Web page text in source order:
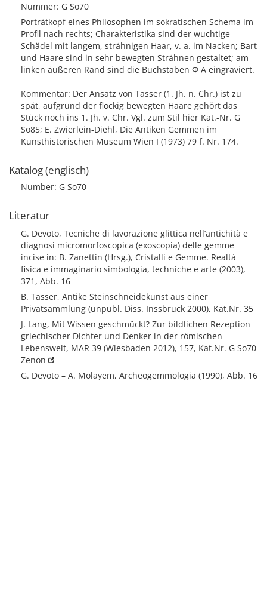
Nummer: G So70
Porträtkopf eines Philosophen im sokratischen Schema im
Profil nach rechts; Charakteristika sind der wuchtige
Schädel mit langem, strähnigen Haar, v. a. im Nacken; Bart
und Haare sind in sehr bewegten Strähnen gestaltet; am
linken äußeren Rand sind die Buchstaben Φ Α eingraviert.
Kommentar: Der Ansatz von Tasser (1. Jh. n. Chr.) ist zu
spät, aufgrund der flockig bewegten Haare gehört das
Stück noch ins 1. Jh. v. Chr. Vgl. zum Stil hier Kat.-Nr. G
So85; E. Zwierlein-Diehl, Die Antiken Gemmen im
Kunsthistorischen Museum Wien I (1973) 79 f. Nr. 174.
Katalog (englisch)
Number: G So70
Literatur
G. Devoto, Tecniche di lavorazione glittica nell’antichità e
diagnosi micromorfoscopica (exoscopia) delle gemme
incise in: B. Zanettin (Hrsg.), Cristalli e Gemme. Realtà
fisica e immaginario simbologia, techniche e arte (2003),
371, Abb. 16
B. Tasser, Antike Steinschneidekunst aus einer
Privatsammlung (unpubl. Diss. Inssbruck 2000), Kat.Nr. 35
J. Lang, Mit Wissen geschmückt? Zur bildlichen Rezeption
griechischer Dichter und Denker in der römischen
Lebenswelt, MAR 39 (Wiesbaden 2012), 157, Kat.Nr. G So70
Zenon
G. Devoto – A. Molayem, Archeogemmologia (1990), Abb. 16